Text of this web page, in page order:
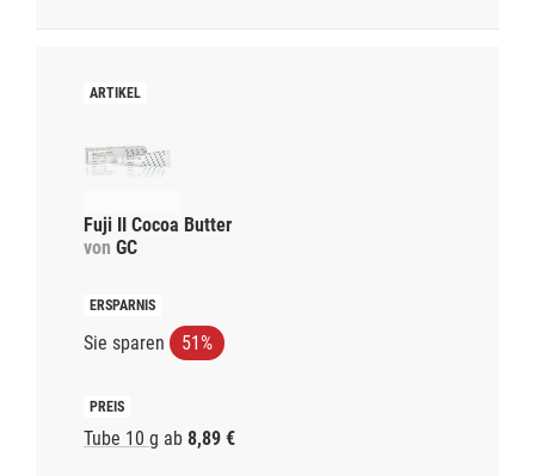
Fuji II Cocoa Butter
von GC
Sie sparen 51%
Tube 10 g ab 8,89 €